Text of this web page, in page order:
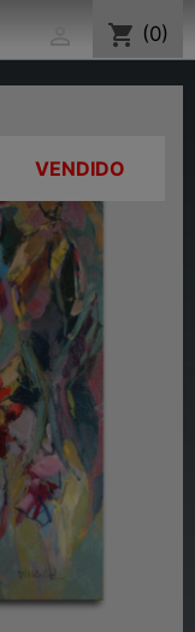
shopping_cart (0)
VENDIDO